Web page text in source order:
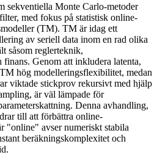
sekventiella Monte Carlo-metoder
med fokus på statistisk online-
(TM). TM är idag ett
av seriell data inom en rad olika
såsom reglerteknik,
Genom att inkludera latenta,
hög modelleringsflexibilitet, medan
viktade stickprov rekursivt med hjälp
är väl lämpade för
Denna avhandling,
till att förbättra online-
"online" avser numeriskt stabila
beräkningskomplexitet och